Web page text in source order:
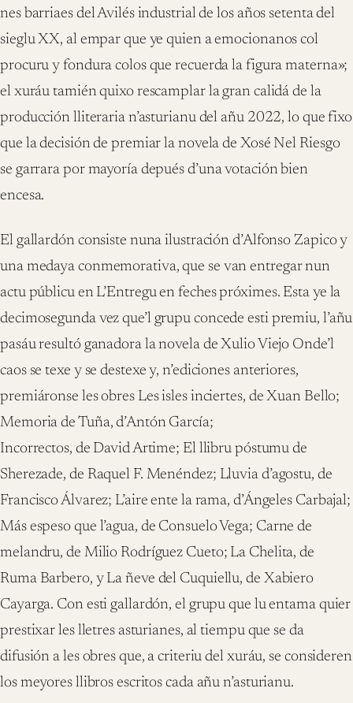
nes barriaes del Avilés industrial de los años setenta del
sieglu XX, al empar que ye quien a emocionanos col
procuru y fondura colos que recuerda la figura materna»;
el xuráu tamién quixo rescamplar la gran calidá de la
producción lliteraria n’asturianu del añu 2022, lo que fixo
que la decisión de premiar la novela de Xosé Nel Riesgo
se garrara por mayoría depués d’una votación bien
encesa.
El gallardón consiste nuna ilustración d’Alfonso Zapico y
una medaya conmemorativa, que se van entregar nun
actu públicu en L’Entregu en feches próximes. Esta ye la
decimosegunda vez que’l grupu concede esti premiu, l’añu
pasáu resultó ganadora la novela de Xulio Viejo Onde’l
caos se texe y se destexe y, n’ediciones anteriores,
premiáronse les obres Les isles inciertes, de Xuan Bello;
Memoria de Tuña, d’Antón García;
Incorrectos, de David Artime; El llibru póstumu de
Sherezade, de Raquel F. Menéndez; Lluvia d’agostu, de
Francisco Álvarez; L’aire ente la rama, d’Ángeles Carbajal;
Más espeso que l’agua, de Consuelo Vega; Carne de
melandru, de Milio Rodríguez Cueto; La Chelita, de
Ruma Barbero, y La ñeve del Cuquiellu, de Xabiero
Cayarga. Con esti gallardón, el grupu que lu entama quier
prestixar les lletres asturianes, al tiempu que se da
difusión a les obres que, a criteriu del xuráu, se consideren
los meyores llibros escritos cada añu n’asturianu.